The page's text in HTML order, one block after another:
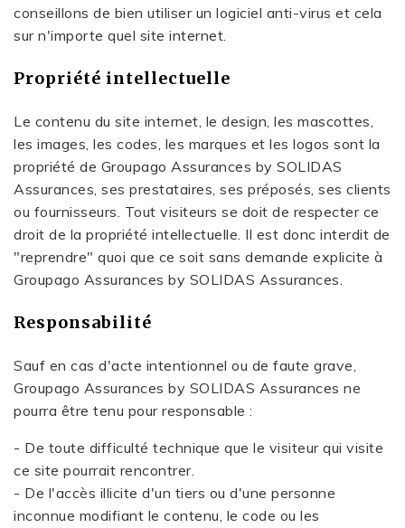
conseillons de bien utiliser un logiciel anti-virus et cela
sur n'importe quel site internet.
Propriété intellectuelle
Le contenu du site internet, le design, les mascottes,
les images, les codes, les marques et les logos sont la
propriété de Groupago Assurances by SOLIDAS
Assurances, ses prestataires, ses préposés, ses clients
ou fournisseurs. Tout visiteurs se doit de respecter ce
droit de la propriété intellectuelle. Il est donc interdit de
"reprendre" quoi que ce soit sans demande explicite à
Groupago Assurances by SOLIDAS Assurances.
Responsabilité
Sauf en cas d'acte intentionnel ou de faute grave,
Groupago Assurances by SOLIDAS Assurances ne
pourra être tenu pour responsable :
- De toute difficulté technique que le visiteur qui visite
ce site pourrait rencontrer.
- De l'accès illicite d'un tiers ou d'une personne
inconnue modifiant le contenu, le code ou les